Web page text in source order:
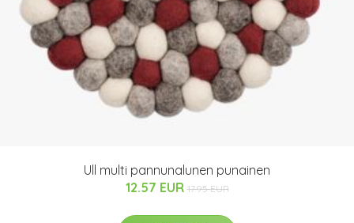
Ull multi pannunalunen punainen
12.57 EUR 17.95 EUR